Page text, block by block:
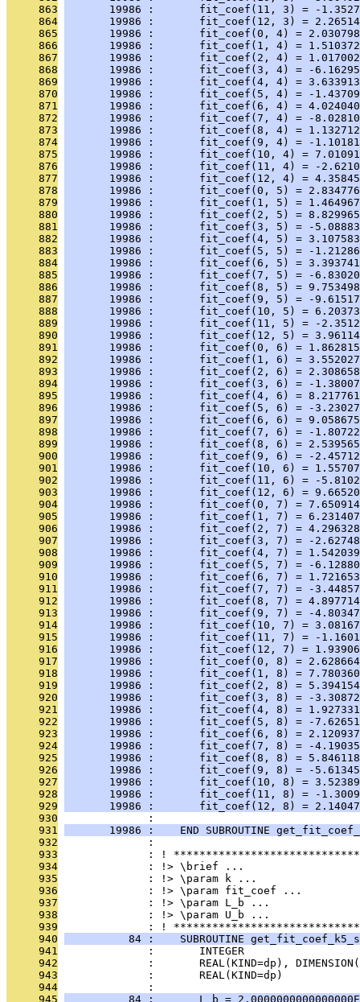
     863
19986 :       fit_coef(11, 3) = -
     864
19986 :       fit_coef(12, 3) =
     865
19986 :       fit_coef(0, 4) =
     866
19986 :       fit_coef(1, 4) =
     867
19986 :       fit_coef(2, 4) =
     868
19986 :       fit_coef(3, 4) = -
     869
19986 :       fit_coef(4, 4) =
     870
19986 :       fit_coef(5, 4) = -
     871
19986 :       fit_coef(6, 4) =
     872
19986 :       fit_coef(7, 4) = -
     873
19986 :       fit_coef(8, 4) =
     874
19986 :       fit_coef(9, 4) = -
     875
19986 :       fit_coef(10, 4) =
     876
19986 :       fit_coef(11, 4) = -
     877
19986 :       fit_coef(12, 4) =
     878
19986 :       fit_coef(0, 5) =
     879
19986 :       fit_coef(1, 5) =
     880
19986 :       fit_coef(2, 5) =
     881
19986 :       fit_coef(3, 5) = -
     882
19986 :       fit_coef(4, 5) =
     883
19986 :       fit_coef(5, 5) = -
     884
19986 :       fit_coef(6, 5) =
     885
19986 :       fit_coef(7, 5) = -
     886
19986 :       fit_coef(8, 5) =
     887
19986 :       fit_coef(9, 5) = -
     888
19986 :       fit_coef(10, 5) =
     889
19986 :       fit_coef(11, 5) = -
     890
19986 :       fit_coef(12, 5) =
     891
19986 :       fit_coef(0, 6) =
     892
19986 :       fit_coef(1, 6) =
     893
19986 :       fit_coef(2, 6) =
     894
19986 :       fit_coef(3, 6) = -
     895
19986 :       fit_coef(4, 6) =
     896
19986 :       fit_coef(5, 6) = -
     897
19986 :       fit_coef(6, 6) =
     898
19986 :       fit_coef(7, 6) = -
     899
19986 :       fit_coef(8, 6) =
     900
19986 :       fit_coef(9, 6) = -
     901
19986 :       fit_coef(10, 6) =
     902
19986 :       fit_coef(11, 6) = -
     903
19986 :       fit_coef(12, 6) =
     904
19986 :       fit_coef(0, 7) =
     905
19986 :       fit_coef(1, 7) =
     906
19986 :       fit_coef(2, 7) =
     907
19986 :       fit_coef(3, 7) = -
     908
19986 :       fit_coef(4, 7) =
     909
19986 :       fit_coef(5, 7) = -
     910
19986 :       fit_coef(6, 7) =
     911
19986 :       fit_coef(7, 7) = -
     912
19986 :       fit_coef(8, 7) =
     913
19986 :       fit_coef(9, 7) = -
     914
19986 :       fit_coef(10, 7) =
     915
19986 :       fit_coef(11, 7) = -
     916
19986 :       fit_coef(12, 7) =
     917
19986 :       fit_coef(0, 8) =
     918
19986 :       fit_coef(1, 8) =
     919
19986 :       fit_coef(2, 8) =
     920
19986 :       fit_coef(3, 8) = -
     921
19986 :       fit_coef(4, 8) =
     922
19986 :       fit_coef(5, 8) = -
     923
19986 :       fit_coef(6, 8) =
     924
19986 :       fit_coef(7, 8) = -
     925
19986 :       fit_coef(8, 8) =
     926
19986 :       fit_coef(9, 8) = -
     927
19986 :       fit_coef(10, 8) =
     928
19986 :       fit_coef(11, 8) = -
     929
19986 :       fit_coef(12, 8) =
     930
              :
     931
19986 :    END SUBROUTINE
     932
              :
     933
: !
     934
              : !> \brief ...
     935
              : !> \param k ...
     936
              : !> \param fit_coef ...
     937
              : !> \param L_b ...
     938
              : !> \param U_b ...
     939
: !
     940
84 :    SUBROUTINE
     941
:       INTEGER
     942
:       REAL(KIND=dp),
     943
:       REAL(KIND=dp)
     944
              :
     945
84 :       L_b =